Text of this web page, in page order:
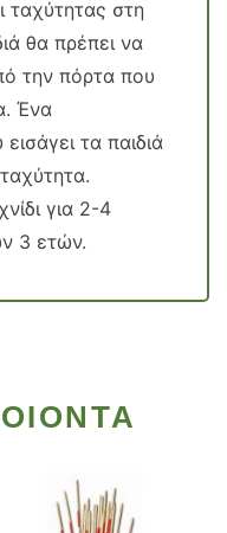
ταχύτητας στη
θα πρέπει να
την πόρτα που
Ένα
τα παιδιά
για 2-4
3 ετών.